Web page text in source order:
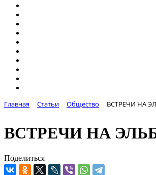
Главная Статьи Общество ВСТРЕЧИ НА
ВСТРЕЧИ НА
Поделиться